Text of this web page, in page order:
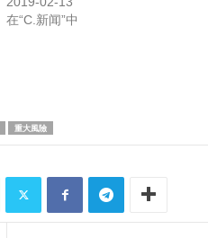
在“C.新闻”中
重大風險